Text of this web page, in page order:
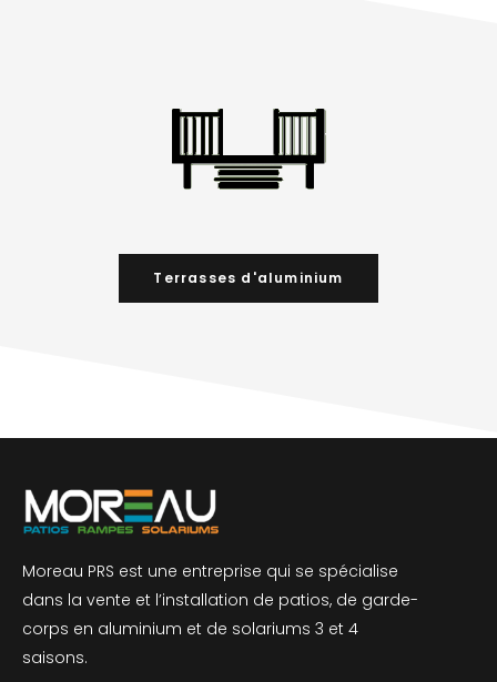
Terrasses d'aluminium
Moreau PRS est une entreprise qui se spécialise
dans la vente et l’installation de patios, de garde-
corps en aluminium et de solariums 3 et 4
saisons.